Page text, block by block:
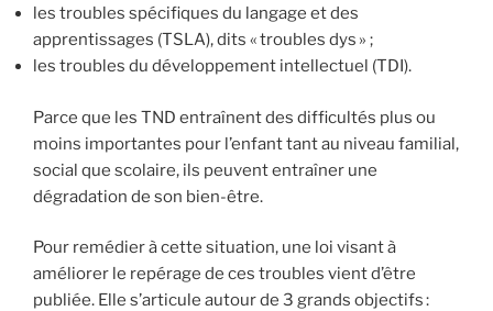
les troubles spécifiques du langage et des
apprentissages (TSLA), dits « troubles dys » ;
les troubles du développement intellectuel (TDI).
Parce que les TND entraînent des difficultés plus ou
moins importantes pour l’enfant tant au niveau familial,
social que scolaire, ils peuvent entraîner une
dégradation de son bien-être.
Pour remédier à cette situation, une loi visant à
améliorer le repérage de ces troubles vient d’être
publiée. Elle s’articule autour de 3 grands objectifs :